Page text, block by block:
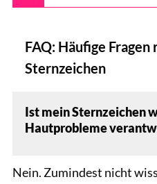
FAQ: Häufige Fragen
Sternzeichen
Ist mein Sternzeichen
Hautprobleme
Nein. Zumindest nicht